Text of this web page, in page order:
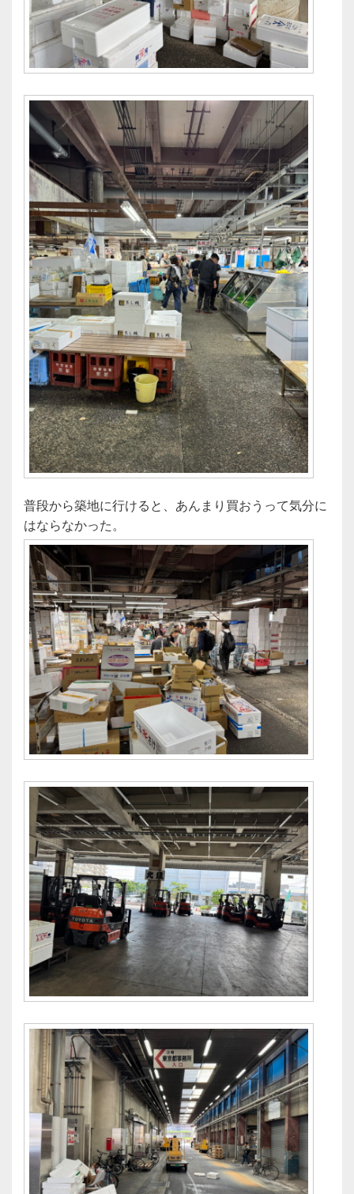
普段から築地に行けると、あんまり買おうって気分に
はならなかった。